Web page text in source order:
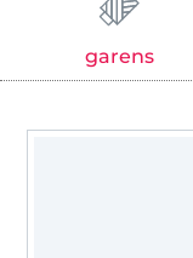
garens